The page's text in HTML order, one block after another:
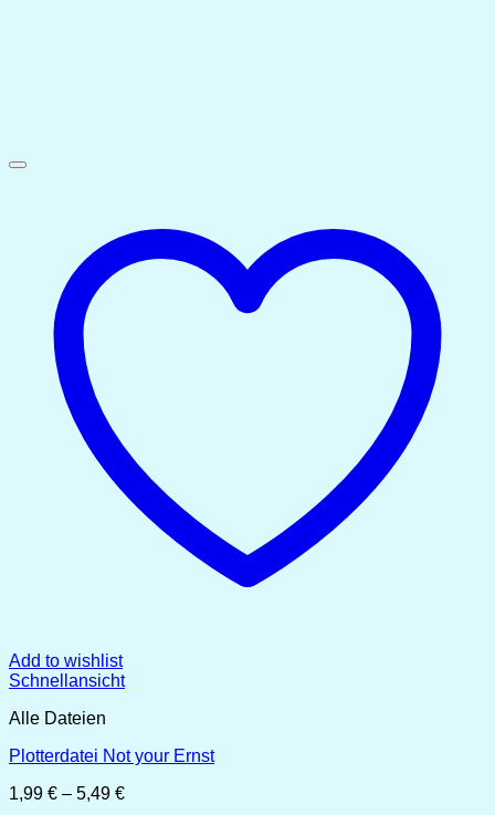
Add to wishlist
Schnellansicht
Alle Dateien
Plotterdatei Not your Ernst
1,99 € – 5,49 €Preisspanne: